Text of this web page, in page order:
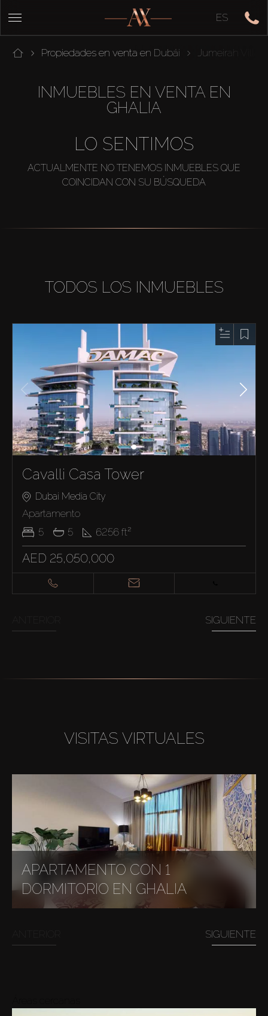
ES
Propiedades en venta en Dubái Jumeirah
INMUEBLES EN VENTA EN
GHALIA
LO SENTIMOS
ACTUALMENTE NO TENEMOS INMUEBLES QUE
COINCIDAN CON SU BÚSQUEDA
TODOS LOS INMUEBLES
Cavalli Casa Tower
Dubai Media City
Apartamento
5
5 6256 ft²
AED 25,050,000
SIGUIENTE
VISITAS VIRTUALES
APARTAMENTO CON 1
DORMITORIO EN GHALIA
SIGUIENTE